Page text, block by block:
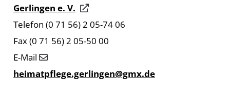
Gerlingen e. V.
Telefon (0 71 56) 2 05-74 06
Fax (0 71 56) 2 05-50 00
E-Mail
heimatpflege.gerlingen@gmx.de